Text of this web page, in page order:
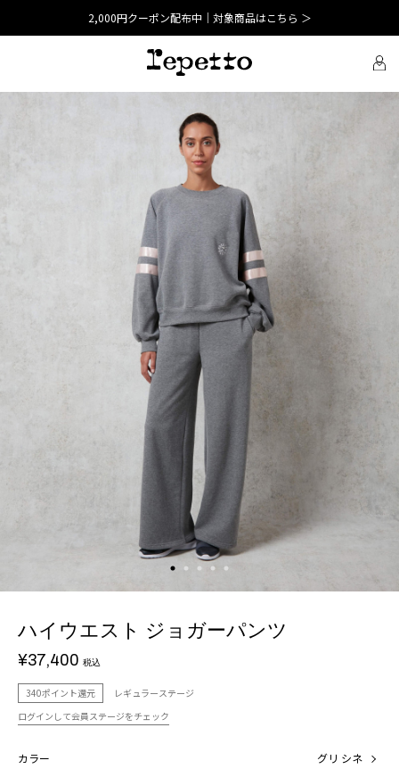
2,000円クーポン配布中｜対象商品はこちら ＞
ハイウエスト ジョガーパンツ
¥37,400 税込
340ポイント還元
レギュラーステージ
ログインして会員ステージをチェック
カラー グリ シネ